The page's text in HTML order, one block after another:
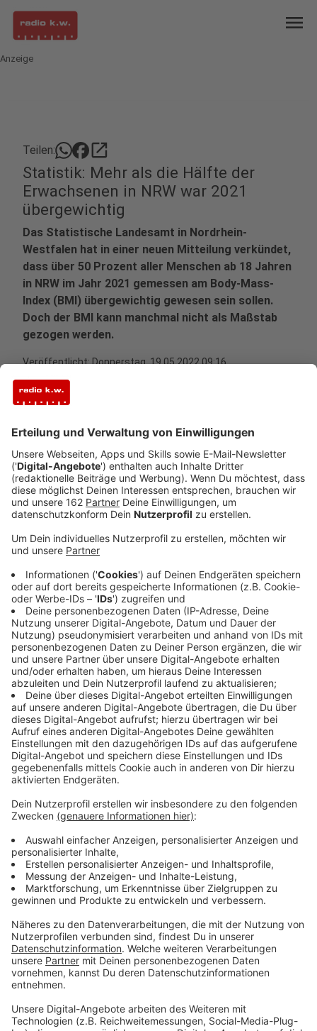
menu
Anzeige
Teilen: open_in_new
Statistik: Mehr als die Hälfte der
Erwachsenen in NRW war 2021
übergewichtig
Das Statistische Landesamt in Nordrhein-
Westfalen hat in einer neuen Mitteilung verkündet,
dass über 50 Prozent aller Menschen ab 18 Jahren
in NRW im Jahr 2021 gemessen am Body-Mass-
Index (BMI) übergewichtig gewesen sein sollen.
Doch der BMI kann manchmal nicht als Maßstab
gezogen werden.
Veröffentlicht:Donnerstag, 19.05.2022 09:16
Anzeige
Mehr als die Hälfte (53,4 Prozent) der Erwachsenen in
Nordrhein-Westfalen (ab 18) ist im Jahr 2021 laut
Statistischem Landesamt (it.nrw) gemessen am Body-
Mass-Index (BMI) übergewichtig gewesen. Die
Statistik belegt, dass jede/r fünfte von ihnen (17,6
Prozent) adipös gewesen sein soll. Laut Einstufung
der Weltgesundheitsorganisation gelten erwachsene
Frauen und Männer ab einem BMI von 25 als
übergewichtig. Unterschieden wird beim Übergewicht
zwischen Präadipositas (BMI von 25 bis unter 30) und
Adipositas (BMI ab 30).
Der Anteil der übergewichtigen Personen fiel
größtenteils auf die Gruppe der 45-64 Jährigen. Hier
lag sie bei über 60 Prozent. Der Anteil der
Übergewichtigen im Alter zwischen 18 und 29 lag
demnach bei 34,8 Prozent und damit am niedrigsten.
Anzeige
BMI als Maßstab in der Kritik
Anzeige
Der Body-Mass-Index (BMI) ist seit Jahren zwar der
Maßstab, um schnell herauszufinden, ob das eigene
Gewicht im Idealbereich liegt oder nicht. Allerdings
häuft sich auch die Kritik am BMI. Experten
bemängeln, dass beispielsweise die Fettverteilung in
den gewissen Altersstufen und generell bei Männern
und Frauen nicht berücksichtigt wird. Bei Senioren
sollen Fettreserven auch gewissen Erkrankungen
beispielsweise vorbeugen. Genauso ist es
beispielsweise bei Kraftsportlern, deren Muskelgehalt